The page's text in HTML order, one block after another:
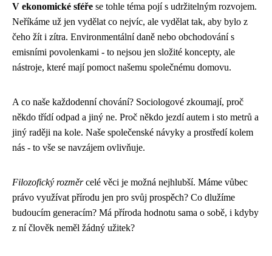
V ekonomické sféře se tohle téma pojí s udržitelným rozvojem.
Neříkáme už jen vydělat co nejvíc, ale vydělat tak, aby bylo z
čeho žít i zítra. Environmentální daně nebo obchodování s
emisními povolenkami - to nejsou jen složité koncepty, ale
nástroje, které mají pomoct našemu společnému domovu.
A co naše každodenní chování? Sociologové zkoumají, proč
někdo třídí odpad a jiný ne. Proč někdo jezdí autem i sto metrů a
jiný raději na kole. Naše společenské návyky a prostředí kolem
nás - to vše se navzájem ovlivňuje.
Filozofický rozměrcelé věci je možná nejhlubší. Máme vůbec
právo využívat přírodu jen pro svůj prospěch? Co dlužíme
budoucím generacím? Má příroda hodnotu sama o sobě, i kdyby
z ní člověk neměl žádný užitek?